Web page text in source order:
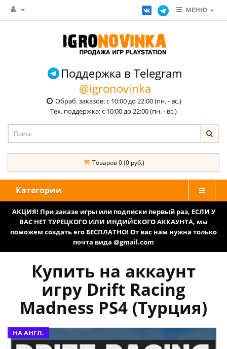
МЕНЮ
Поддержка в Telegram
@igronovinka
Обраб. заказов: с 10:00 до 22:00 (пн. - вс.)
Тех. поддержка: с 10:00 до 22:00 (пн. - вс.)
Товаров 0 (0 руб.)
Категории
АКЦИЯ! При заказе игры или подписки первый раз, ЕСЛИ У
ВАС НЕТ ТУРЕЦКОГО ИЛИ ИНДИЙСКОГО АККАУНТА, мы
поможем создать его БЕСПЛАТНО! От вас нам нужна только
почта вида @gmail.com
Купить на аккаунт
игру Drift Racing
Madness PS4 (Турция)
НА АНГЛ.